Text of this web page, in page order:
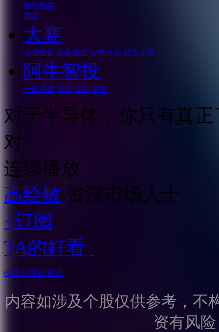
融资融券
其它
大赛
最佳收益 最多关注 最热讨论 炒股大赛
阿牛智投
一起看盘 股票 板块 基金
对于半导体，你只有真
对
连续播放
高绘敏 资深市场人士
+订阅
TA的好看
收藏 分享到 评论
内容如涉及个股仅供参考，不
资有风